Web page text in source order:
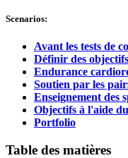
Scenarios:
Avant les tests de
Définir des
Endurance
Soutien par les
Enseignement des
Objectifs à l'aide
Portfolio
Table des matières